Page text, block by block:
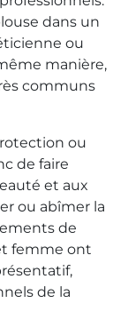
dans un
ou
manière,
communs
ou
de faire
et aux
ou abîmer la
de
femme ont
de la